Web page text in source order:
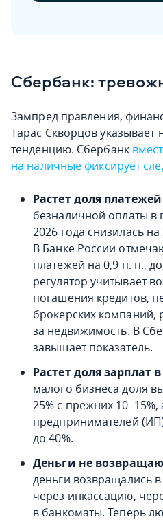
Сбербанк:
Зампред правления,
Тарас Скворцов указывает
тенденцию. Сбербанк
на наличные фиксирует
Растет доля
безналичной оплаты в
2026 года снизилась
В Банке России
платежей на 0,9 п. п.,
регулятор учитывает
погашения кредитов,
брокерских компаний,
за недвижимость. В
завышает показатель.
Растет доля зарплат
малого бизнеса доля
25% с прежних
предпринимателей
до 40%.
Деньги не
деньги возвращались
через инкассацию,
в банкоматы. Теперь